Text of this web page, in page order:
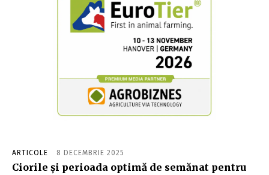
ARTICOLE 8 DECEMBRIE 2025
Ciorile și perioada optimă de semănat pentru